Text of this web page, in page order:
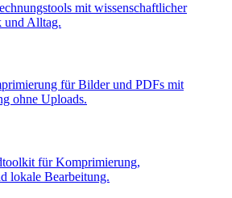
mit wissenschaftlicher
und Alltag.
für Bilder und PDFs mit
ohne Uploads.
für Komprimierung,
lokale Bearbeitung.